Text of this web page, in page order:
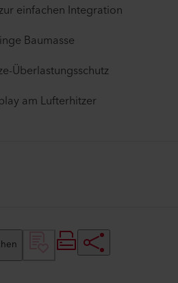
einfachen Integration
Baumasse
Überlastungsschutz
am Lufterhitzer